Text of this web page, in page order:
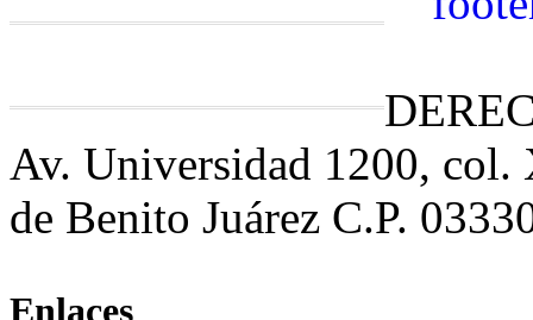
Av. Universidad 1200,
de Benito Juárez C.P.
Enlaces